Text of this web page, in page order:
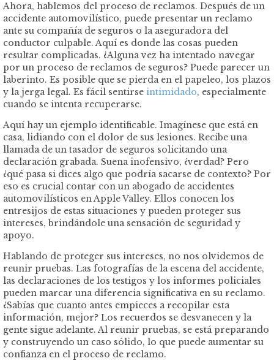
Ahora, hablemos del proceso de reclamos. Después de un
accidente automovilístico, puede presentar un reclamo
ante su compañía de seguros o la aseguradora del
conductor culpable. Aquí es donde las cosas pueden
resultar complicadas. ¿Alguna vez ha intentado navegar
por un proceso de reclamos de seguros? Puede parecer un
laberinto. Es posible que se pierda en el papeleo, los plazos
y la jerga legal. Es fácil sentirse intimidado, especialmente
cuando se intenta recuperarse.
Aquí hay un ejemplo identificable. Imagínese que está en
casa, lidiando con el dolor de sus lesiones. Recibe una
llamada de un tasador de seguros solicitando una
declaración grabada. Suena inofensivo, ¿verdad? Pero
¿qué pasa si dices algo que podría sacarse de contexto? Por
eso es crucial contar con un abogado de accidentes
automovilísticos en Apple Valley. Ellos conocen los
entresijos de estas situaciones y pueden proteger sus
intereses, brindándole una sensación de seguridad y
apoyo.
Hablando de proteger sus intereses, no nos olvidemos de
reunir pruebas. Las fotografías de la escena del accidente,
las declaraciones de los testigos y los informes policiales
pueden marcar una diferencia significativa en su reclamo.
¿Sabías que cuanto antes empieces a recopilar esta
información, mejor? Los recuerdos se desvanecen y la
gente sigue adelante. Al reunir pruebas, se está preparando
y construyendo un caso sólido, lo que puede aumentar su
confianza en el proceso de reclamo.